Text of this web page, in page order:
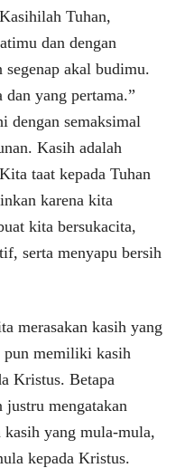
Tuhan,
dan dengan
segenap akal budimu.
yang pertama.”
dengan semaksimal
Kasih adalah
taat kepada Tuhan
karena kita
kita bersukacita,
serta menyapu bersih
merasakan kasih yang
pun memiliki kasih
Kristus. Betapa
mengatakan
yang mula-mula,
kepada Kristus.